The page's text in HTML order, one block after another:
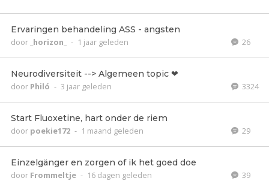
Ervaringen behandeling ASS - angsten
door _horizon_ - 1 jaar geleden 26
Neurodiversiteit --> Algemeen topic ❤
door Philó - 3 jaar geleden 3324
Start Fluoxetine, hart onder de riem
door poekie172 - 1 maand geleden 29
Einzelgänger en zorgen of ik het goed doe
door Frommeltje - 16 dagen geleden 39